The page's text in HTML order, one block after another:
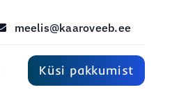
meelis@kaaroveeb.ee
Küsi pakkumist